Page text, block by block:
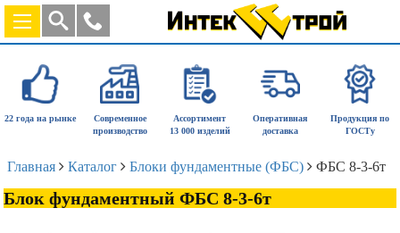
22 года на рынке
Современное
производство
Ассортимент
13 000 изделий
Оперативная
доставка
Продукция по
ГОСТу
Главная Каталог Блоки фундаментные (ФБС) ФБС 8-3-6т
Блок фундаментный ФБС 8-3-6т